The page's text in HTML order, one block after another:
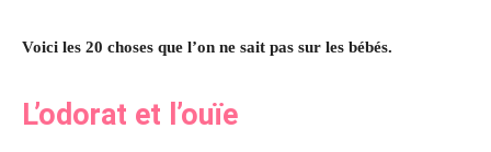
Voici les 20 choses que l’on ne sait pas sur les bébés.
L’odorat et l’ouïe